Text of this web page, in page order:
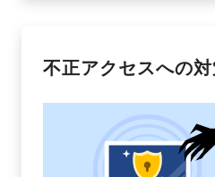
不正アクセスへの